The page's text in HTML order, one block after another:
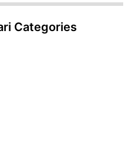
Categories